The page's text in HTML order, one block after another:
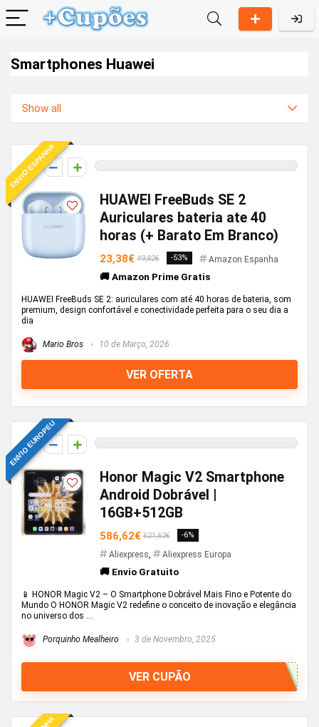
Smartphones Huawei
Show all
ENVIO ESPANHA
0
HUAWEI FreeBuds SE 2
Auriculares bateria ate 40
horas (+ Barato Em Branco)
23,38€ 49,82€ -53% Amazon Espanha
🚚 Amazon Prime Gratis
HUAWEI FreeBuds SE 2: auriculares com até 40 horas de bateria, som
premium, design confortável e conectividade perfeita para o seu dia a
dia
Mario Bros 10 de Março, 2026
VER OFERTA
ENVIO EUROPEU
0
Honor Magic V2 Smartphone
Android Dobrável |
16GB+512GB
586,62€ 621,62€ -6%
Aliexpress, Aliexpress Europa
🚚 Envio Gratuito
📱 HONOR Magic V2 – O Smartphone Dobrável Mais Fino e Potente do
Mundo O HONOR Magic V2 redefine o conceito de inovação e elegância
no universo dos ...
Porquinho Mealheiro 3 de Novembro, 2025
VER CUPÃO